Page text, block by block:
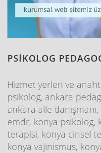
PSİKOLOG
Hizmet yerleri ve
psikolog, ankara
ankara aile
emdr, konya psikolog,
terapisi, konya cinsel
konya vajinismus,